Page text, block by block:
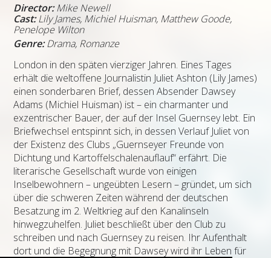
Director: Mike Newell
Cast: Lily James, Michiel Huisman, Matthew Goode,
Penelope Wilton
Genre:Drama, Romanze
London in den späten vierziger Jahren. Eines Tages
erhält die weltoffene Journalistin Juliet Ashton (Lily James)
einen sonderbaren Brief, dessen Absender Dawsey
Adams (Michiel Huisman) ist – ein charmanter und
exzentrischer Bauer, der auf der Insel Guernsey lebt. Ein
Briefwechsel entspinnt sich, in dessen Verlauf Juliet von
der Existenz des Clubs „Guernseyer Freunde von
Dichtung und Kartoffelschalenauflauf“ erfährt. Die
literarische Gesellschaft wurde von einigen
Inselbewohnern – ungeübten Lesern – gründet, um sich
über die schweren Zeiten während der deutschen
Besatzung im 2. Weltkrieg auf den Kanalinseln
hinwegzuhelfen. Juliet beschließt über den Club zu
schreiben und nach Guernsey zu reisen. Ihr Aufenthalt
dort und die Begegnung mit Dawsey wird ihr Leben für